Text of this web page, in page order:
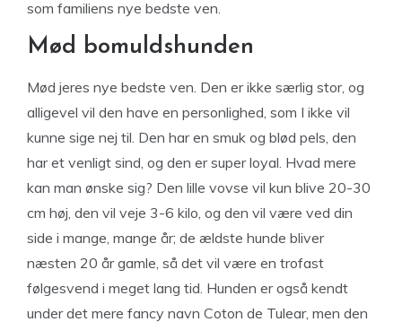
som familiens nye bedste ven.
Mød bomuldshunden
Mød jeres nye bedste ven. Den er ikke særlig stor, og
alligevel vil den have en personlighed, som I ikke vil
kunne sige nej til. Den har en smuk og blød pels, den
har et venligt sind, og den er super loyal. Hvad mere
kan man ønske sig? Den lille vovse vil kun blive 20-30
cm høj, den vil veje 3-6 kilo, og den vil være ved din
side i mange, mange år; de ældste hunde bliver
næsten 20 år gamle, så det vil være en trofast
følgesvend i meget lang tid. Hunden er også kendt
under det mere fancy navn Coton de Tulear, men den